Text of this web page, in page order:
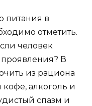
питания в
отметить.
человек
проявления? В
из рациона
алкоголь и
спазм и